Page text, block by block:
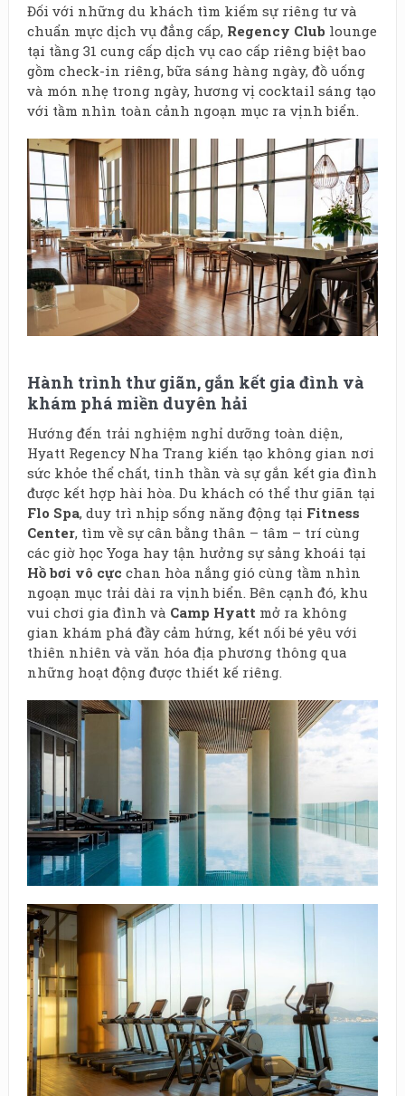
Đối với những du khách tìm kiếm sự riêng tư và
chuẩn mực dịch vụ đẳng cấp, Regency Club lounge
tại tầng 31 cung cấp dịch vụ cao cấp riêng biệt bao
gồm check-in riêng, bữa sáng hàng ngày, đồ uống
và món nhẹ trong ngày, hương vị cocktail sáng tạo
với tầm nhìn toàn cảnh ngoạn mục ra vịnh biển.
Hành trình thư giãn, gắn kết gia đình và
khám phá miền duyên hải
Hướng đến trải nghiệm nghỉ dưỡng toàn diện,
Hyatt Regency Nha Trang kiến tạo không gian nơi
sức khỏe thể chất, tinh thần và sự gắn kết gia đình
được kết hợp hài hòa. Du khách có thể thư giãn tại
Flo Spa, duy trì nhịp sống năng động tại Fitness
Center, tìm về sự cân bằng thân – tâm – trí cùng
các giờ học Yoga hay tận hưởng sự sảng khoái tại
Hồ bơi vô cực chan hòa nắng gió cùng tầm nhìn
ngoạn mục trải dài ra vịnh biển. Bên cạnh đó, khu
vui chơi gia đình và Camp Hyatt mở ra không
gian khám phá đầy cảm hứng, kết nối bé yêu với
thiên nhiên và văn hóa địa phương thông qua
những hoạt động được thiết kế riêng.